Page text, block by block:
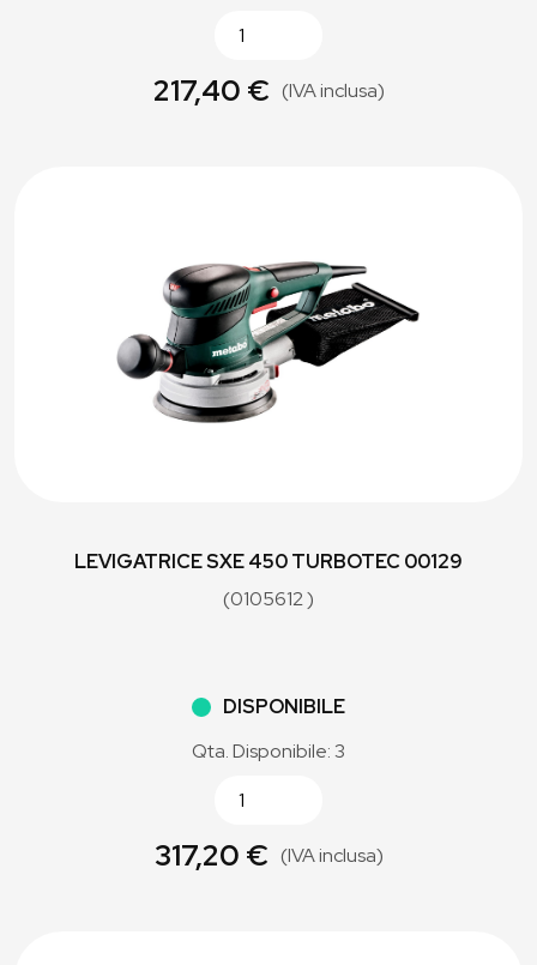
217,40 € (IVA inclusa)
LEVIGATRICE SXE 450 TURBOTEC 00129
(0105612 )
DISPONIBILE
Qta. Disponibile: 3
317,20 € (IVA inclusa)